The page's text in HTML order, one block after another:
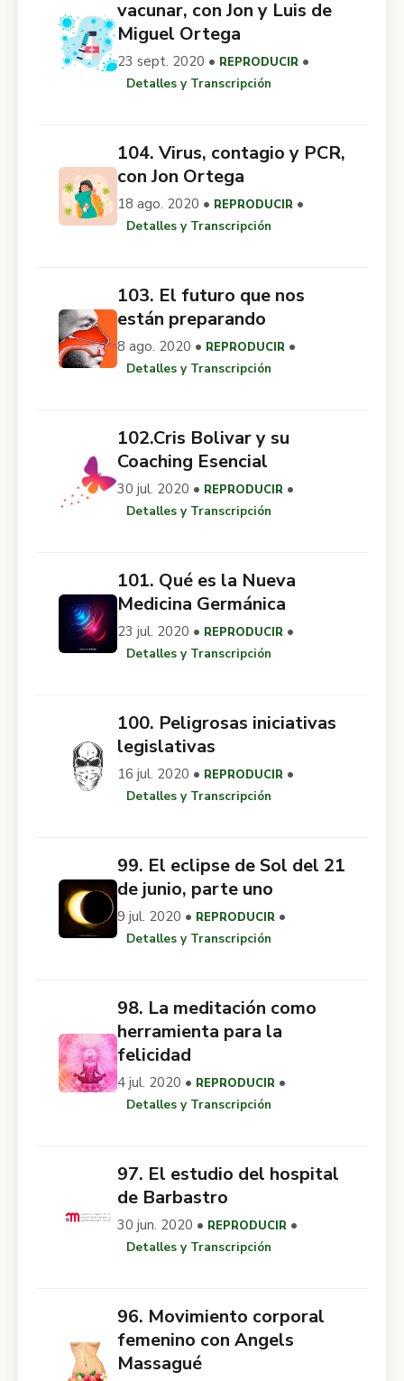
vacunar, con Jon y Luis de
Miguel Ortega
23 sept. 2020 • REPRODUCIR •
Detalles y Transcripción
104. Virus, contagio y PCR,
con Jon Ortega
18 ago. 2020 • REPRODUCIR •
Detalles y Transcripción
103. El futuro que nos
están preparando
8 ago. 2020 • REPRODUCIR •
Detalles y Transcripción
102.Cris Bolivar y su
Coaching Esencial
30 jul. 2020 • REPRODUCIR •
Detalles y Transcripción
101. Qué es la Nueva
Medicina Germánica
23 jul. 2020 • REPRODUCIR •
Detalles y Transcripción
100. Peligrosas iniciativas
legislativas
16 jul. 2020 • REPRODUCIR •
Detalles y Transcripción
99. El eclipse de Sol del 21
de junio, parte uno
9 jul. 2020 • REPRODUCIR •
Detalles y Transcripción
98. La meditación como
herramienta para la
felicidad
4 jul. 2020 • REPRODUCIR •
Detalles y Transcripción
97. El estudio del hospital
de Barbastro
30 jun. 2020 • REPRODUCIR •
Detalles y Transcripción
96. Movimiento corporal
femenino con Angels
Massagué